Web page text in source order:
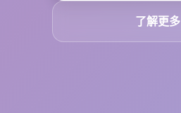
了解更多